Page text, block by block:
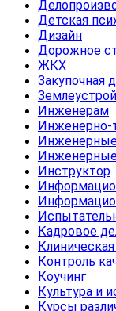
Детская
Дизайн
Дорожное
ЖКХ
Закупочная
Инженерам
Инженерно-
Инструктор
Кадровое
Контроль
Коучинг
Культура и
Курсы